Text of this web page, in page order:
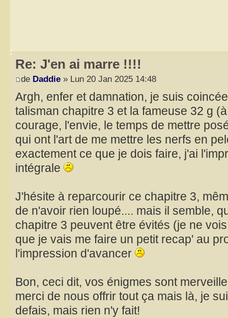
Re: J'en ai marre !!!!
de Daddie » Lun 20 Jan 2025 14:48
Argh, enfer et damnation, je suis
talisman chapitre 3 et la fameuse 32 g
courage, l'envie, le temps de mettre
qui ont l'art de me mettre les nerfs en
exactement ce que je dois faire, j'ai
intégrale
J'hésite à reparcourir ce chapitre 3,
de n'avoir rien loupé.... mais il semble,
chapitre 3 peuvent être évités (je ne
que je vais me faire un petit recap' au
l'impression d'avancer
Bon, ceci dit, vos énigmes sont
merci de nous offrir tout ça mais là, je
defais, mais rien n'y fait!